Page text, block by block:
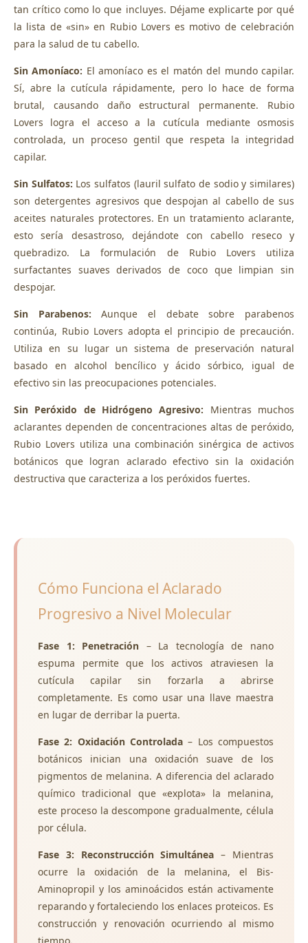
tan crítico como lo que incluyes. Déjame explicarte por qué
la lista de «sin» en Rubio Lovers es motivo de celebración
para la salud de tu cabello.
Sin Amoníaco: El amoníaco es el matón del mundo capilar.
Sí, abre la cutícula rápidamente, pero lo hace de forma
brutal, causando daño estructural permanente. Rubio
Lovers logra el acceso a la cutícula mediante osmosis
controlada, un proceso gentil que respeta la integridad
capilar.
Sin Sulfatos: Los sulfatos (lauril sulfato de sodio y similares)
son detergentes agresivos que despojan al cabello de sus
aceites naturales protectores. En un tratamiento aclarante,
esto sería desastroso, dejándote con cabello reseco y
quebradizo. La formulación de Rubio Lovers utiliza
surfactantes suaves derivados de coco que limpian sin
despojar.
Sin Parabenos: Aunque el debate sobre parabenos
continúa, Rubio Lovers adopta el principio de precaución.
Utiliza en su lugar un sistema de preservación natural
basado en alcohol bencílico y ácido sórbico, igual de
efectivo sin las preocupaciones potenciales.
Sin Peróxido de Hidrógeno Agresivo: Mientras muchos
aclarantes dependen de concentraciones altas de peróxido,
Rubio Lovers utiliza una combinación sinérgica de activos
botánicos que logran aclarado efectivo sin la oxidación
destructiva que caracteriza a los peróxidos fuertes.
Cómo Funciona el Aclarado
Progresivo a Nivel Molecular
Fase 1: Penetración – La tecnología de nano
espuma permite que los activos atraviesen la
cutícula capilar sin forzarla a abrirse
completamente. Es como usar una llave maestra
en lugar de derribar la puerta.
Fase 2: Oxidación Controlada – Los compuestos
botánicos inician una oxidación suave de los
pigmentos de melanina. A diferencia del aclarado
químico tradicional que «explota» la melanina,
este proceso la descompone gradualmente, célula
por célula.
Fase 3: Reconstrucción Simultánea – Mientras
ocurre la oxidación de la melanina, el Bis-
Aminopropil y los aminoácidos están activamente
reparando y fortaleciendo los enlaces proteicos. Es
construcción y renovación ocurriendo al mismo